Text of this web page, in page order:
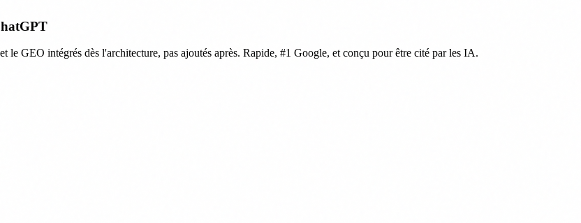
GEO intégrés dès l'architecture, pas ajoutés après. Rapide, #1 Google, et conçu pour être cité par les IA.